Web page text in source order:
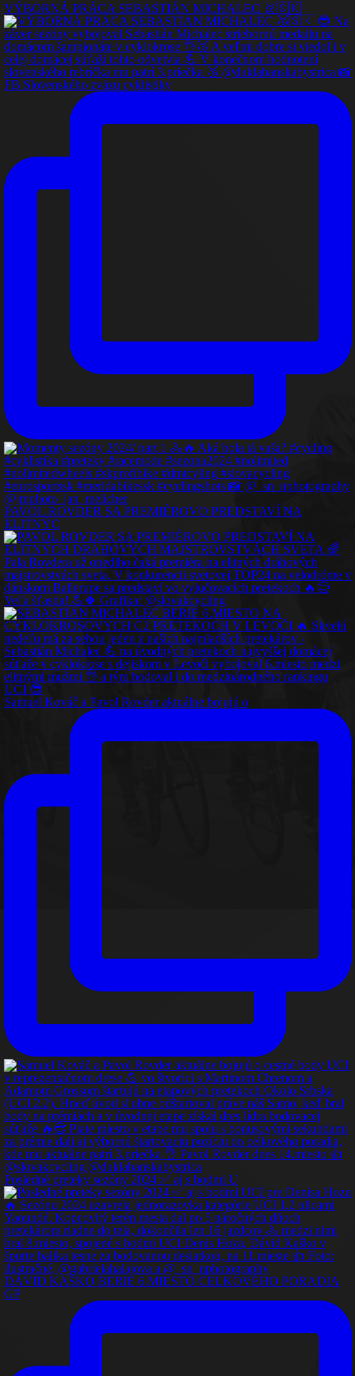
VÝBORNÁ PRÁCA SEBASTIÁN MICHALEC 🥈🇸🇰
PAVOL ROVDER SA PREMIÉROVO PREDSTAVÍ NA
ELITNÝC
Samuel Kováč a Pavol Rovder aktuálne bojujú o
Posledné preteky sezóny 2024 ✅️ aj s bodmi U
DÁVID KAŠKO BERIE 6.MIESTO CELKOVÉHO PORADIA
GP